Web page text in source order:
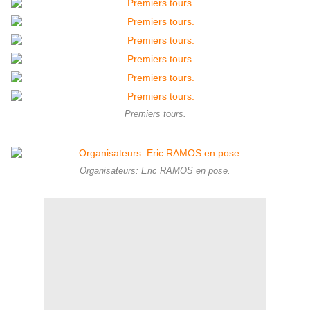
Premiers tours.
Organisateurs: Eric RAMOS en pose.